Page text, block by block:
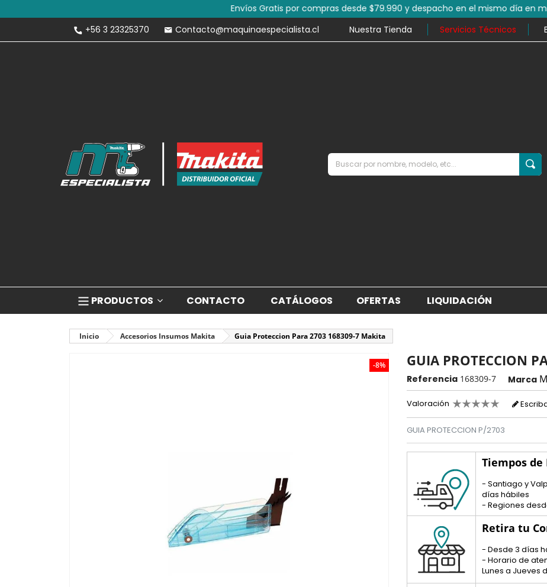
Envíos Gratis por compras desde $79.990 y despacho en el mismo día en miles
+56 3 23325370
Contacto@maquinaespecialista.cl Nuestra Tienda Servicios Técnicos
PRODUCTOS CONTACTO CATÁLOGOS OFERTAS LIQUIDACIÓN
Inicio Accesorios Insumos Makita Guia Proteccion Para 2703 168309-7 Makita
-8% GUIA PROTECCION
Referencia 168309-7 Marca
Valoración
GUIA PROTECCION P/2703
Tiempos de
- Santiago y
días hábiles
- Regiones
Retira tu
- Desde 3 días
- Horario de
Lunes a Jueves